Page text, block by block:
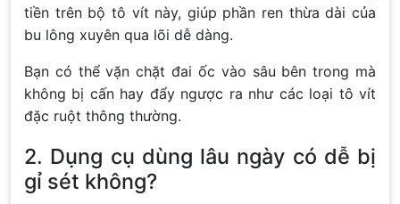
tiền trên bộ tô vít này, giúp phần ren thừa dài của
bu lông xuyên qua lõi dễ dàng.
Bạn có thể vặn chặt đai ốc vào sâu bên trong mà
không bị cấn hay đẩy ngược ra như các loại tô vít
đặc ruột thông thường.
2. Dụng cụ dùng lâu ngày có dễ bị
gỉ sét không?